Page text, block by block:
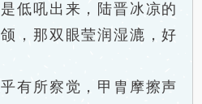
吼出来，陆晋冰凉的
，那双眼莹润湿漉，好
所察觉，甲胄摩擦声